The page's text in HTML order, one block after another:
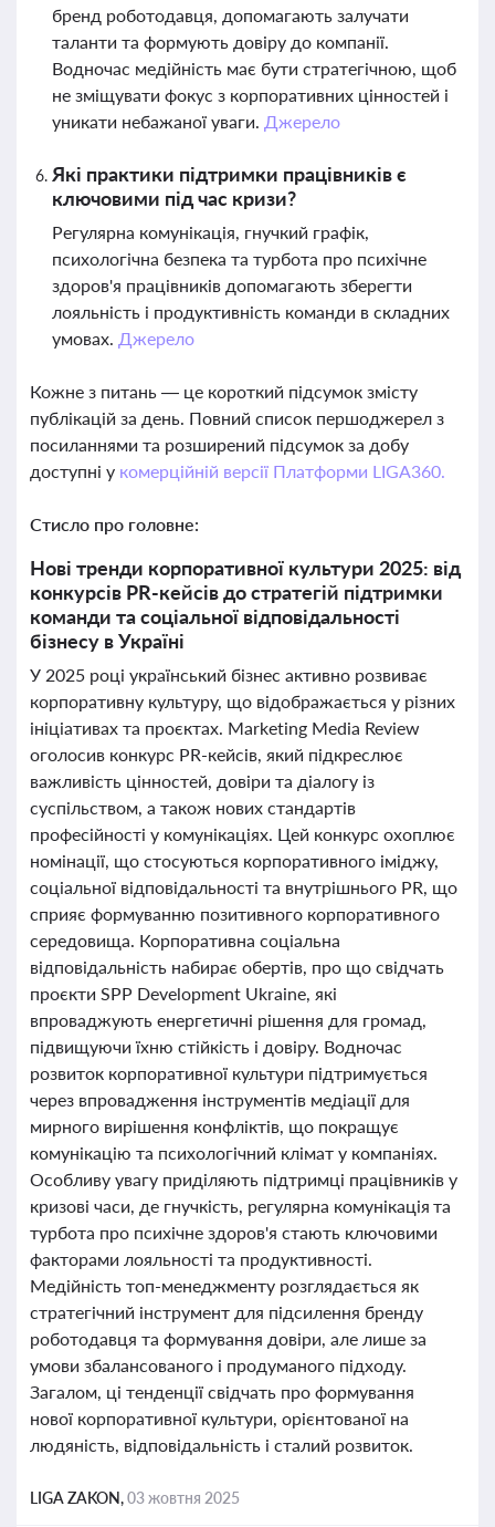
бренд роботодавця, допомагають залучати
таланти та формують довіру до компанії.
Водночас медійність має бути стратегічною, щоб
не зміщувати фокус з корпоративних цінностей і
уникати небажаної уваги. Джерело
Які практики підтримки працівників є
ключовими під час кризи?
Регулярна комунікація, гнучкий графік,
психологічна безпека та турбота про психічне
здоров'я працівників допомагають зберегти
лояльність і продуктивність команди в складних
умовах. Джерело
Кожне з питань — це короткий підсумок змісту
публікацій за день. Повний список першоджерел з
посиланнями та розширений підсумок за добу
доступні у комерційній версії Платформи LIGA360.
Стисло про головне:
Нові тренди корпоративної культури 2025: від
конкурсів PR-кейсів до стратегій підтримки
команди та соціальної відповідальності
бізнесу в Україні
У 2025 році український бізнес активно розвиває
корпоративну культуру, що відображається у різних
ініціативах та проєктах. Marketing Media Review
оголосив конкурс PR-кейсів, який підкреслює
важливість цінностей, довіри та діалогу із
суспільством, а також нових стандартів
професійності у комунікаціях. Цей конкурс охоплює
номінації, що стосуються корпоративного іміджу,
соціальної відповідальності та внутрішнього PR, що
сприяє формуванню позитивного корпоративного
середовища. Корпоративна соціальна
відповідальність набирає обертів, про що свідчать
проєкти SPP Development Ukraine, які
впроваджують енергетичні рішення для громад,
підвищуючи їхню стійкість і довіру. Водночас
розвиток корпоративної культури підтримується
через впровадження інструментів медіації для
мирного вирішення конфліктів, що покращує
комунікацію та психологічний клімат у компаніях.
Особливу увагу приділяють підтримці працівників у
кризові часи, де гнучкість, регулярна комунікація та
турбота про психічне здоров'я стають ключовими
факторами лояльності та продуктивності.
Медійність топ-менеджменту розглядається як
стратегічний інструмент для підсилення бренду
роботодавця та формування довіри, але лише за
умови збалансованого і продуманого підходу.
Загалом, ці тенденції свідчать про формування
нової корпоративної культури, орієнтованої на
людяність, відповідальність і сталий розвиток.
LIGA ZAKON,03 жовтня 2025